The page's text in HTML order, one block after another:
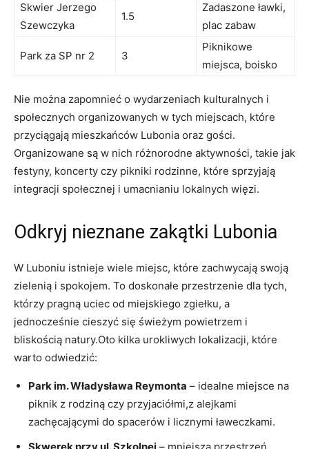
Skwier Jerzego
Szewczyka
1.5
Zadaszone⁤ ławki,
plac zabaw
Park za ⁢SP nr 2 3
Piknikowe
miejsca,‌ boisko
Nie można zapomnieć ⁤o wydarzeniach kulturalnych i
społecznych organizowanych w ⁤tych miejscach, które
przyciągają mieszkańców Lubonia oraz gości.
Organizowane są w nich różnorodne aktywności, takie jak
festyny, koncerty czy pikniki rodzinne, które sprzyjają
integracji społecznej i umacnianiu lokalnych więzi.
Odkryj nieznane zakątki Lubonia
W Luboniu istnieje wiele miejsc, które zachwycają swoją
zielenią i ‍spokojem. To doskonałe przestrzenie dla tych,
którzy pragną uciec od miejskiego zgiełku, a
jednocześnie cieszyć się świeżym powietrzem i
bliskością natury.Oto kilka urokliwych lokalizacji, ⁢które
warto ‌odwiedzić:
Park im. Władysława‍ Reymonta – idealne miejsce na
piknik z rodziną czy przyjaciółmi,z alejkami
zachęcającymi do spacerów i licznymi ławeczkami.